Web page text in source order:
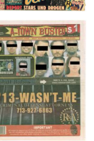
A-TOWN BUSTED –
8/15/16–9/1/16